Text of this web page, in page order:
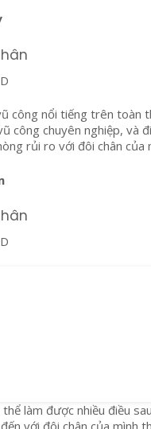
công nổi tiếng trên toàn
công chuyên nghiệp, và
rủi ro với đôi chân của
làm được nhiều điều